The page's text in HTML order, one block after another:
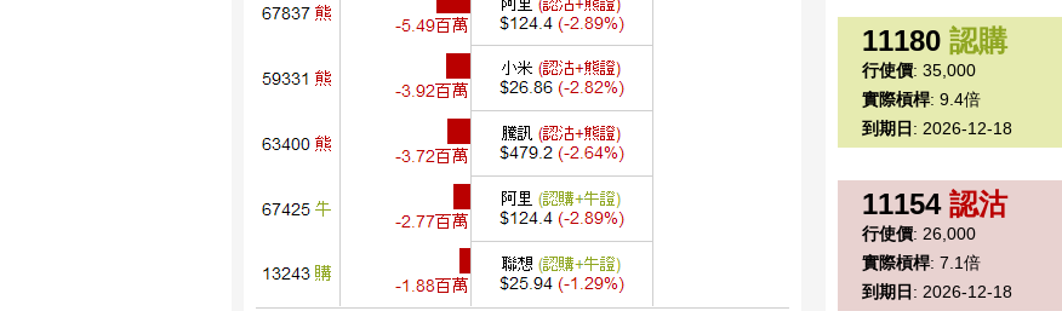
11180 認購
行使價: 35,000
實際槓桿: 9.4倍
到期日 : 2026-12-18
11154 認沽
行使價: 26,000
實際槓桿: 7.1倍
到期日 : 2026-12-18